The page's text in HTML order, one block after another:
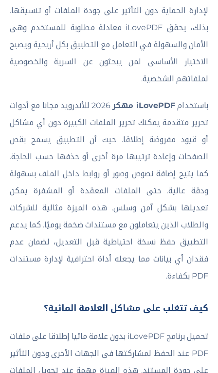
لإدارة الحماية دون التأثير على جودة الملفات أو تنسيقها.
بذلك، يحقق iLovePDF معادلة مطلوبة للمستخدم وهى
الأمان والسهولة في التعامل مع التطبيق بكل أريحية ويصبح
الاختيار الأساسى لمن يبحثون عن السرية والخصوصية
لملفاتهم الشخصية.
باستخدامiLovePDF مهكر
2026 للأندرويد مجانا مع أدوات
تحرير متقدمة يمكنك تحرير الملفات الكبيرة دون أي مشاكل
أو قيود مفروضة إطلاقا. حيث أن التطبيق يسمح بقص
الصفحات وإعادة ترتيبها مرة أخرى أو حذفها حسب الحاجة.
كما يتيح إضافة نصوص وصور أو روابط داخل الملف بسهولة
ودقة عالية. حتى الملفات المعقدة أو المشفرة يمكن
تعديلها بشكل آمن وسلس. هذه الميزة مثالية للشركات
والطلاب الذين يتعاملون مع مستندات ضخمة يوميًا. كما يدعم
التطبيق حفظ نسخة احتياطية قبل التعديل، لضمان عدم
فقدان أي بيانات مما يجعله أداة احترافية لإدارة مستندات
PDF بكفاءة.
كيف تتغلب على مشاكل العلامة المائية؟
تحميل برنامج iLovePDF بدون علامة مائيا إطلاقا على ملفات
PDF عند الحفظ لمشاركتها فى الجهات الأخرى ودون التأثير
على جودة المستند. هذه الميزة مهمة عند تحويل الملفات